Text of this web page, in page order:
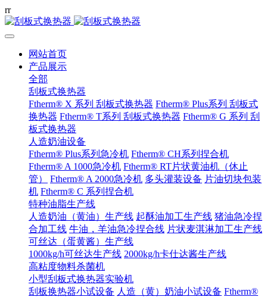
rr
网站首页
产品展示
全部
刮板式换热器
Ftherm® X 系列 刮板式换热器 Ftherm® Plus系列 刮板式
换热器 Ftherm® T系列 刮板式换热器 Ftherm® G 系列 刮
板式换热器
人造奶油设备
Ftherm® Plus系列急冷机 Ftherm® CH系列捏合机
Ftherm® A 1000急冷机 Ftherm® RT片状黄油机（休止
管）
Ftherm® A 2000急冷机 多头灌装设备 片油切块包装
机 Ftherm® C 系列捏合机
特种油脂生产线
人造奶油（黄油）生产线 起酥油加工生产线 猪油急冷捏
合加工线 牛油，羊油急冷捏合线 片状麦淇淋加工生产线
可丝达（蛋黄酱）生产线
1000kg/h可丝达生产线 2000kg/h卡仕达酱生产线
高粘度物料杀菌机
小型刮板式换热器实验机
刮板换热器小试设备 人造（黄）奶油小试设备 Ftherm®